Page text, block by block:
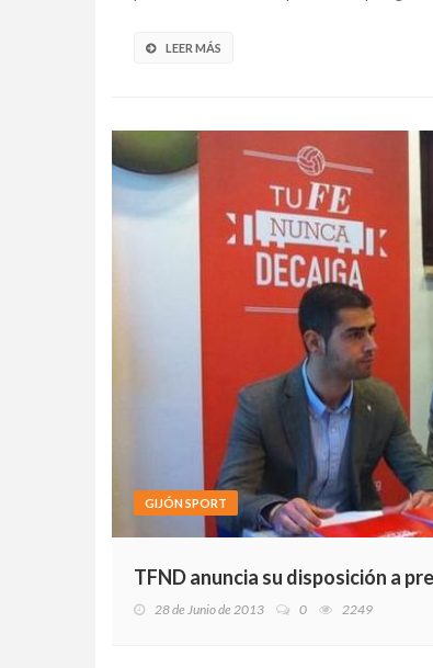
LEER MÁS
GIJÓN SPORT
TFND anuncia su disposición a
28 de Junio de 2013 0 2249